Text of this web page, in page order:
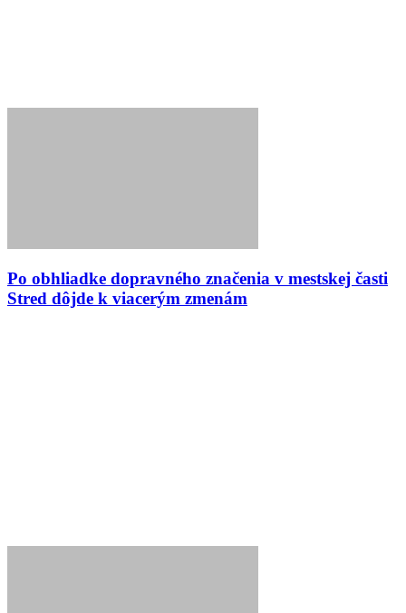
Po obhliadke dopravného značenia v mestskej časti
Stred dôjde k viacerým zmenám